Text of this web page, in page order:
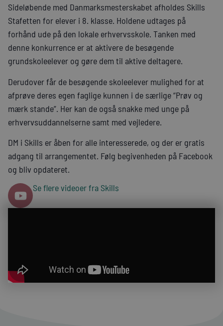
Sideløbende med Danmarksmesterskabet afholdes Skills
Stafetten for elever i 8. klasse. Holdene udtages på
forhånd ude på den lokale erhvervsskole. Tanken med
denne konkurrence er at aktivere de besøgende
grundskoleelever og gøre dem til aktive deltagere.
Derudover får de besøgende skoleelever mulighed for at
afprøve deres egen faglige kunnen i de særlige “Prøv og
mærk stande”. Her kan de også snakke med unge på
erhvervsuddannelserne samt med vejledere.
DM i Skills er åben for alle interesserede, og der er gratis
adgang til arrangementet. Følg begivenheden på Facebook
og bliv opdateret.
Se flere videoer fra Skills